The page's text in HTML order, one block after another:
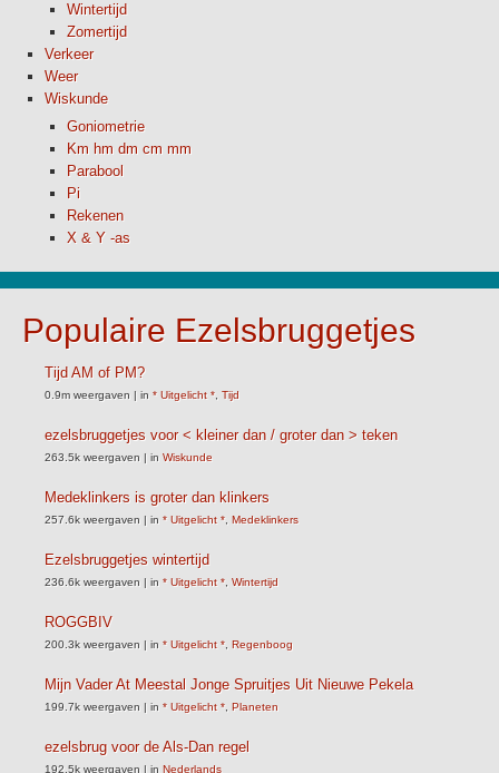
Wintertijd
Zomertijd
Verkeer
Weer
Wiskunde
Goniometrie
Km hm dm cm mm
Parabool
Pi
Rekenen
X & Y -as
Populaire Ezelsbruggetjes
Tijd AM of PM?
0.9m weergaven | in * Uitgelicht * Tijd
ezelsbruggetjes voor < kleiner dan / groter dan > teken
263.5k weergaven | in Wiskunde
Medeklinkers is groter dan klinkers
257.6k weergaven | in * Uitgelicht * Medeklinkers
Ezelsbruggetjes wintertijd
236.6k weergaven | in * Uitgelicht * Wintertijd
ROGGBIV
200.3k weergaven | in * Uitgelicht * Regenboog
Mijn Vader At Meestal Jonge Spruitjes Uit Nieuwe Pekela
199.7k weergaven | in * Uitgelicht * Planeten
ezelsbrug voor de Als-Dan regel
192.5k weergaven | in Nederlands